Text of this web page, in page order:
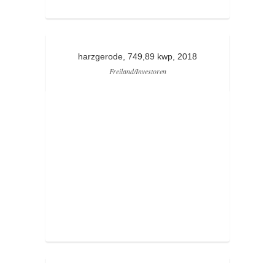
harzgerode, 749,89 kwp, 2018
Freiland/Investoren